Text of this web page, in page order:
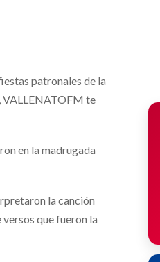
patronales de la
VALLENATOFM te
en la madrugada
la canción
versos que fueron la